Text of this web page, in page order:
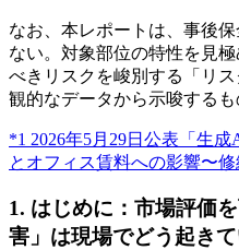
なお、本レポートは、事後
ない。対象部位の特性を見
べきリスクを峻別する「リ
観的なデータから示唆するも
*1 2026年5月29日公表「生
とオフィス賃料への影響〜修
1. はじめに：市場評価
害」は現場でどう起き